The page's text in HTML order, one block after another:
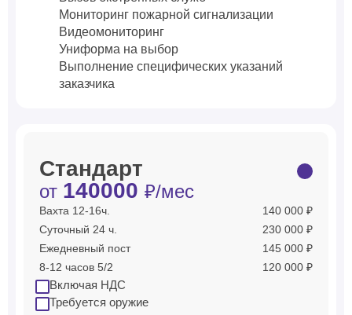
Мониторинг пожарной сигнализации
Видеомониторинг
Униформа на выбор
Выполнение специфических указаний
заказчика
Стандарт
от 140000 ₽/мес
Вахта 12-16ч.
140 000 ₽
Суточный 24 ч.
230 000 ₽
Ежедневный пост
145 000 ₽
8-12 часов 5/2
120 000 ₽
Включая НДС
Требуется оружие